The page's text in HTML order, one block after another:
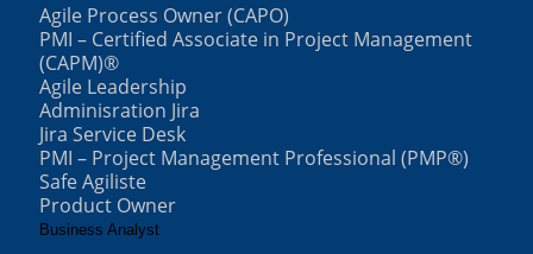
Agile Process Owner (CAPO)
PMI – Certified Associate in Project Management
(CAPM)®
Agile Leadership
Adminisration Jira
Jira Service Desk
PMI – Project Management Professional (PMP®)
Safe Agiliste
Product Owner
Business Analyst